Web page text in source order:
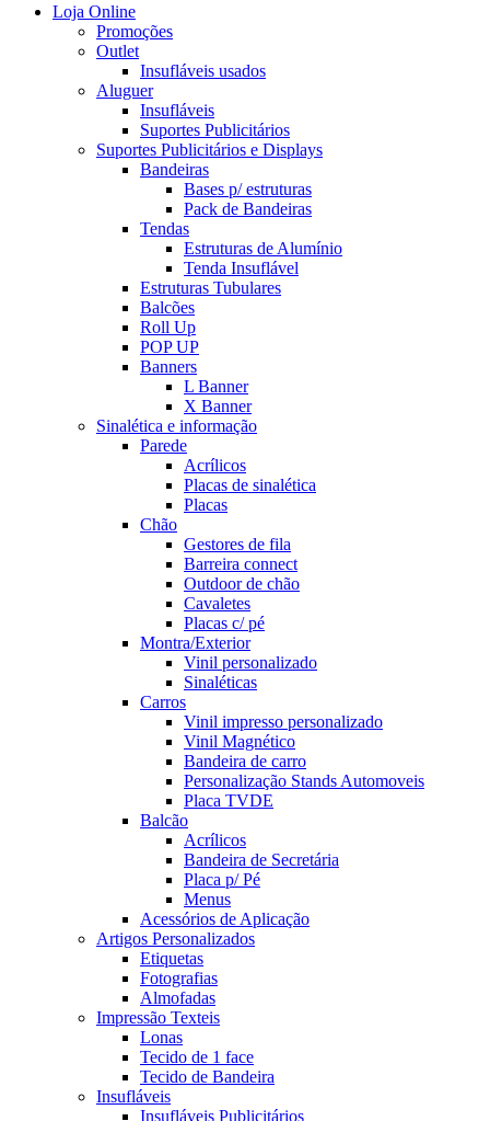
Loja Online
Promoções
Outlet
Insufláveis usados
Aluguer
Insufláveis
Suportes Publicitários
Suportes Publicitários e Displays
Bandeiras
Bases p/ estruturas
Pack de Bandeiras
Tendas
Estruturas de Alumínio
Tenda Insuflável
Estruturas Tubulares
Balcões
Roll Up
POP UP
Banners
L Banner
X Banner
Sinalética e informação
Parede
Acrílicos
Placas de sinalética
Placas
Chão
Gestores de fila
Barreira connect
Outdoor de chão
Cavaletes
Placas c/ pé
Montra/Exterior
Vinil personalizado
Sinaléticas
Carros
Vinil impresso personalizado
Vinil Magnético
Bandeira de carro
Personalização Stands Automoveis
Placa TVDE
Balcão
Acrílicos
Bandeira de Secretária
Placa p/ Pé
Menus
Acessórios de Aplicação
Artigos Personalizados
Etiquetas
Fotografias
Almofadas
Impressão Texteis
Lonas
Tecido de 1 face
Tecido de Bandeira
Insufláveis
Insufláveis Publicitários